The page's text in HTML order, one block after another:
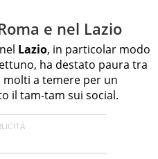
e nel Lazio
Lazio, in particolar modo
ha destato paura tra
a temere per un
il tam-tam sui social.